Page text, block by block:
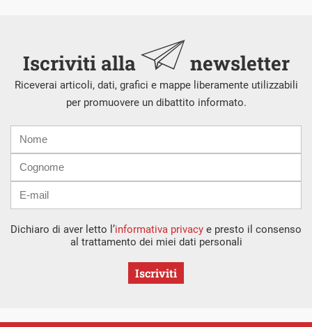
Iscriviti alla newsletter
Riceverai articoli, dati, grafici e mappe liberamente utilizzabili
per promuovere un dibattito informato.
mail
Dichiaro di aver letto l’informativa privacy e presto il consenso
al trattamento dei miei dati personali
Iscriviti